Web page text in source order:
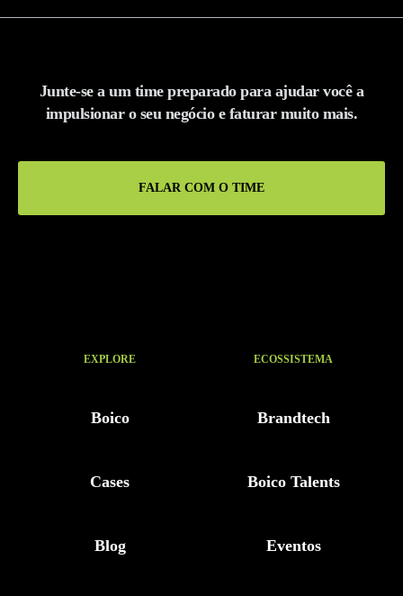
Junte-se a um time preparado para ajudar você a
impulsionar o seu negócio e faturar muito mais.
FALAR COM O TIME
EXPLORE
Boico
Cases
Blog
ECOSSISTEMA
Brandtech
Boico Talents
Eventos